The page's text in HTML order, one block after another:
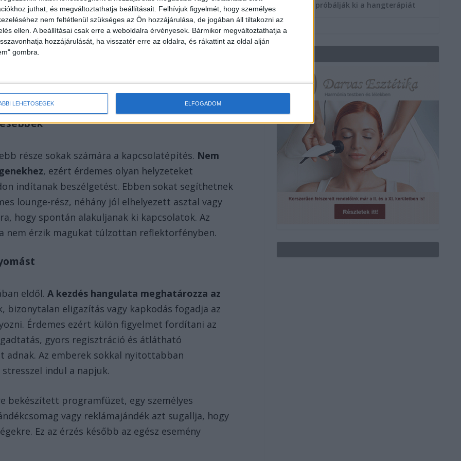
juthat, és megváltoztathatja beállításait. Felhívjuk figyelmét, hogy személyes
nem feltétlenül szükséges az Ön hozzájárulása, de jogában áll tiltakozni az
ellen. A beállításai csak erre a weboldalra érvényesek. Bármikor megváltoztathatja a
hozzájárulását, ha visszatér erre az oldalra, és rákattint az oldal alján
gombra.
LEHETŐSÉGEK ELFOGADOM
monotonná válhat, ha minden blokk
A figyelem fenntartásához ritmusváltásra
az esemény eleganciája is megmaradjon. Egy
egy váratlan vendégszereplő új energiát adhat a
feszültséget, beszélgetéseket indítanak, és
kívülállóként üljenek végig egy programot.
része sokak számára a kapcsolatépítés. Nem
, ezért érdemes olyan helyzeteket
indítanak beszélgetést. Ebben sokat segíthetnek
lounge-rész, néhány jól elhelyezett asztal vagy
hogy spontán alakuljanak ki kapcsolatok. Az
nem érzik magukat túlzottan reflektorfényben.
eldől.A kezdés hangulata meghatározza az
bizonytalan eligazítás vagy kapkodás fogadja az
Érdemes ezért külön figyelmet fordítani az
gyors regisztráció és átlátható
Az emberek sokkal nyitottabban
indul a napjuk.
bekészített programfüzet, egy személyes
vagy reklámajándék azt sugallja, hogy
Ez az érzés később az egész esemény
többen próbálják ki a hangterápiát